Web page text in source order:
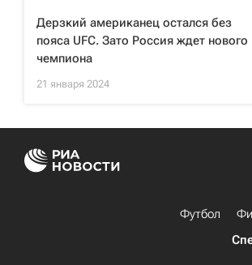
Дерзкий американец остался без
пояса UFC. Зато Россия ждет нового
чемпиона
21 января 2024
Футбол